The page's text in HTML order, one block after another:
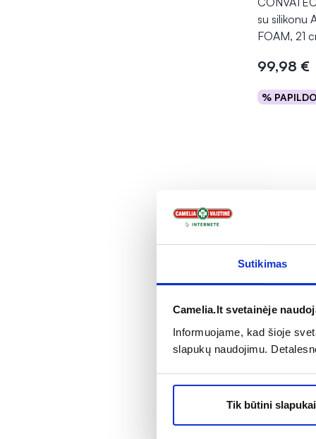
Sutikimas
Camelia.lt svetainėje
Informuojame, kad šioje
slapukų naudojimu.
Tik būtini slapukai
su silikonu
FOAM, 21
99,98 €
%
Į
AQUACEL
cm x 5 cm,
Įvertinimas
22,79 €